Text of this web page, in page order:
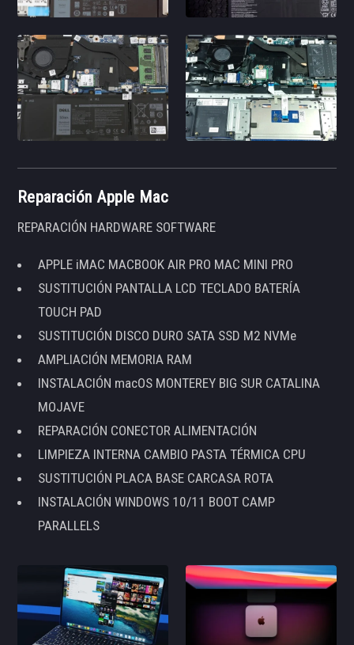
Reparación Apple Mac
REPARACIÓN HARDWARE SOFTWARE
APPLE iMAC MACBOOK AIR PRO MAC MINI PRO
SUSTITUCIÓN PANTALLA LCD TECLADO BATERÍA
TOUCH PAD
SUSTITUCIÓN DISCO DURO SATA SSD M2 NVMe
AMPLIACIÓN MEMORIA RAM
INSTALACIÓN macOS MONTEREY BIG SUR CATALINA
MOJAVE
REPARACIÓN CONECTOR ALIMENTACIÓN
LIMPIEZA INTERNA CAMBIO PASTA TÉRMICA CPU
SUSTITUCIÓN PLACA BASE CARCASA ROTA
INSTALACIÓN WINDOWS 10/11 BOOT CAMP
PARALLELS